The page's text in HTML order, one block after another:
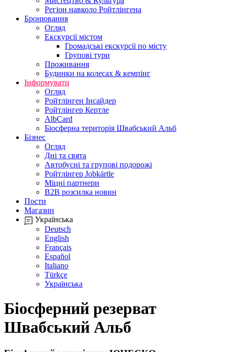
Регіон навколо Ройтлінгена
Бронювання
Огляд
Екскурсії містом
Громадські екскурсії по місту
Групові тури
Проживання
Будинки на колесах & кемпінг
Інформувати
Огляд
Ройтлінген Інсайдер
Ройтлінгер Кертле
AlbCard
Біосферна територія Швабський Альб
Бізнес
Огляд
Дні та свята
Автобусні та групові подорожі
Ройтлінгер Jobkärtle
Міцні партнери
B2B розсилка новин
Пости
Магазин
Українська
Deutsch
English
Français
Español
Italiano
Türkçe
Українська
Біосферний резерват
Швабський Альб